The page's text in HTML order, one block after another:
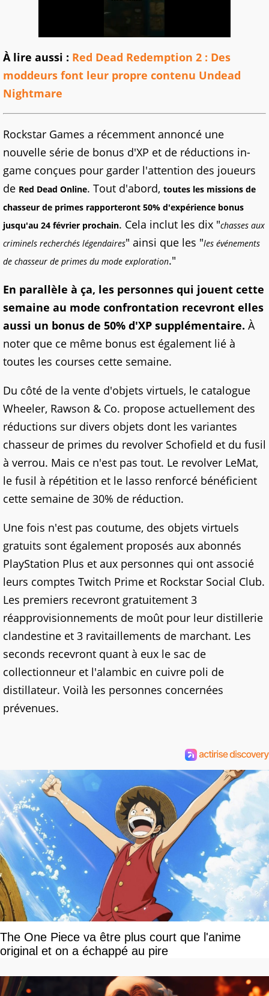
À lire aussi : Red Dead Redemption 2 : Des
moddeurs font leur propre contenu Undead
Nightmare
Rockstar Games a récemment annoncé une
nouvelle série de bonus d'XP et de réductions in-
game conçues pour garder l'attention des joueurs
de Red Dead Online. Tout d'abord, toutes les missions de
chasseur de primes rapporteront 50% d'expérience bonus
jusqu'au 24 février prochain. Cela inclut les dix "chasses aux
criminels recherchés légendaires" ainsi que les "les événements
de chasseur de primes du mode exploration."
En parallèle à ça, les personnes qui jouent cette
semaine au mode confrontation recevront elles
aussi un bonus de 50% d'XP supplémentaire. À
noter que ce même bonus est également lié à
toutes les courses cette semaine.
Du côté de la vente d'objets virtuels, le catalogue
Wheeler, Rawson & Co. propose actuellement des
réductions sur divers objets dont les variantes
chasseur de primes du revolver Schofield et du fusil
à verrou. Mais ce n'est pas tout. Le revolver LeMat,
le fusil à répétition et le lasso renforcé bénéficient
cette semaine de 30% de réduction.
Une fois n'est pas coutume, des objets virtuels
gratuits sont également proposés aux abonnés
PlayStation Plus et aux personnes qui ont associé
leurs comptes Twitch Prime et Rockstar Social Club.
Les premiers recevront gratuitement 3
réapprovisionnements de moût pour leur distillerie
clandestine et 3 ravitaillements de marchant. Les
seconds recevront quant à eux le sac de
collectionneur et l'alambic en cuivre poli de
distillateur. Voilà les personnes concernées
prévenues.
The One Piece va être plus court que l'anime
original et on a échappé au pire